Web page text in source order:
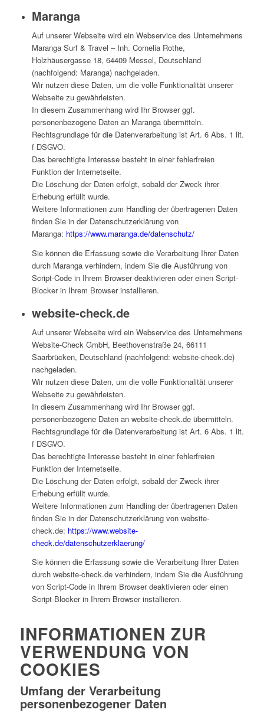
Maranga
Auf unserer Webseite wird ein Webservice des Unternehmens
Maranga Surf & Travel – Inh. Cornelia Rothe,
Holzhäusergasse 18, 64409 Messel, Deutschland
(nachfolgend: Maranga) nachgeladen.
Wir nutzen diese Daten, um die volle Funktionalität unserer
Webseite zu gewährleisten.
In diesem Zusammenhang wird Ihr Browser ggf.
personenbezogene Daten an Maranga übermitteln.
Rechtsgrundlage für die Datenverarbeitung ist Art. 6 Abs. 1 lit.
f DSGVO.
Das berechtigte Interesse besteht in einer fehlerfreien
Funktion der Internetseite.
Die Löschung der Daten erfolgt, sobald der Zweck ihrer
Erhebung erfüllt wurde.
Weitere Informationen zum Handling der übertragenen Daten
finden Sie in der Datenschutzerklärung von
Maranga: https://www.maranga.de/datenschutz/
Sie können die Erfassung sowie die Verarbeitung Ihrer Daten
durch Maranga verhindern, indem Sie die Ausführung von
Script-Code in Ihrem Browser deaktivieren oder einen Script-
Blocker in Ihrem Browser installieren.
website-check.de
Auf unserer Webseite wird ein Webservice des Unternehmens
Website-Check GmbH, Beethovenstraße 24, 66111
Saarbrücken, Deutschland (nachfolgend: website-check.de)
nachgeladen.
Wir nutzen diese Daten, um die volle Funktionalität unserer
Webseite zu gewährleisten.
In diesem Zusammenhang wird Ihr Browser ggf.
personenbezogene Daten an website-check.de übermitteln.
Rechtsgrundlage für die Datenverarbeitung ist Art. 6 Abs. 1 lit.
f DSGVO.
Das berechtigte Interesse besteht in einer fehlerfreien
Funktion der Internetseite.
Die Löschung der Daten erfolgt, sobald der Zweck ihrer
Erhebung erfüllt wurde.
Weitere Informationen zum Handling der übertragenen Daten
finden Sie in der Datenschutzerklärung von website-
check.de: https://www.website-
check.de/datenschutzerklaerung/
Sie können die Erfassung sowie die Verarbeitung Ihrer Daten
durch website-check.de verhindern, indem Sie die Ausführung
von Script-Code in Ihrem Browser deaktivieren oder einen
Script-Blocker in Ihrem Browser installieren.
INFORMATIONEN ZUR
VERWENDUNG VON
COOKIES
Umfang der Verarbeitung
personenbezogener Daten